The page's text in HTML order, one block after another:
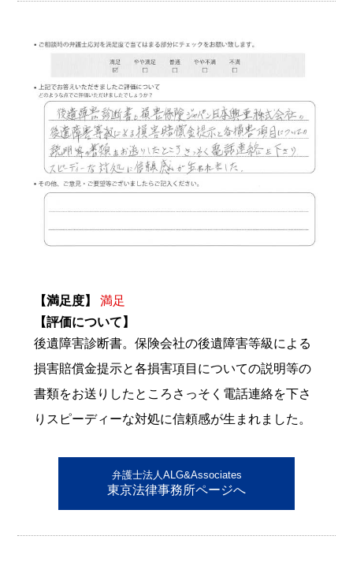
【満足度】
満足
【評価について】
後遺障害診断書。保険会社の後遺障害等級による
損害賠償金提示と各損害項目についての説明等の
書類をお送りしたところさっそく電話連絡を下さ
りスピーディーな対処に信頼感が生まれました。
弁護士法人ALG&Associates
東京法律事務所ページへ